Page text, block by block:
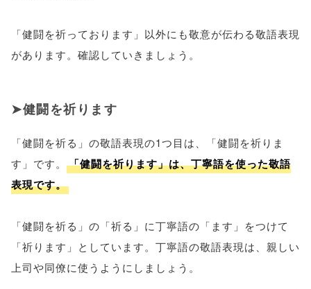
「健闘を祈っております」以外にも敬意が伝わる敬語表現
があります。確認していきましょう。
健闘を祈ります
「健闘を祈る」の敬語表現の1つ目は、「健闘を祈りま
す」です。
「健闘を祈ります」は、丁寧語を使った敬語
表現です。
「健闘を祈る」の「祈る」に丁寧語の「ます」をつけて
「祈ります」としています。丁寧語の敬語表現は、親しい
上司や同僚に使うようにしましょう。